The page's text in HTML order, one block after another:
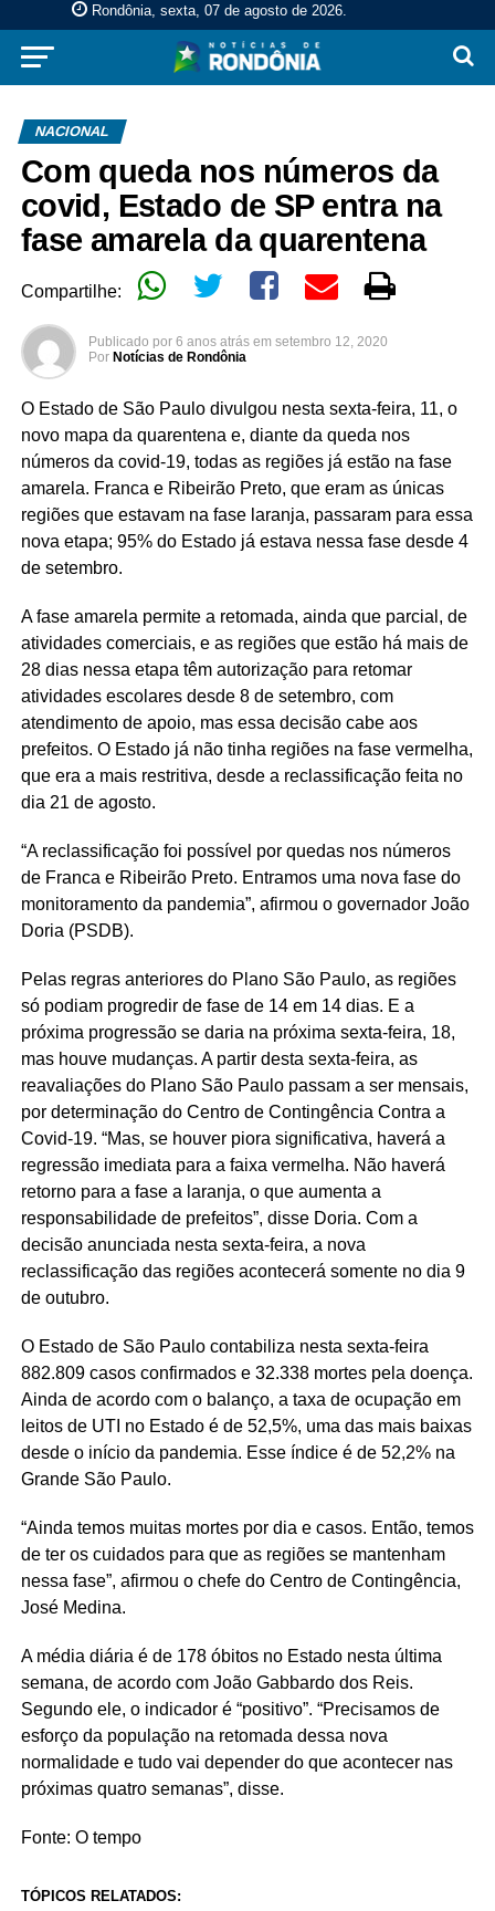
Rondônia, sexta, 07 de agosto de 2026.
NACIONAL
Com queda nos números da
covid, Estado de SP entra na
fase amarela da quarentena
Compartilhe:
Publicado por 6 anos atrás em setembro 12, 2020
Por Notícias de Rondônia
O Estado de São Paulo divulgou nesta sexta-feira, 11, o
novo mapa da quarentena e, diante da queda nos
números da covid-19, todas as regiões já estão na fase
amarela. Franca e Ribeirão Preto, que eram as únicas
regiões que estavam na fase laranja, passaram para essa
nova etapa; 95% do Estado já estava nessa fase desde 4
de setembro.
A fase amarela permite a retomada, ainda que parcial, de
atividades comerciais, e as regiões que estão há mais de
28 dias nessa etapa têm autorização para retomar
atividades escolares desde 8 de setembro, com
atendimento de apoio, mas essa decisão cabe aos
prefeitos. O Estado já não tinha regiões na fase vermelha,
que era a mais restritiva, desde a reclassificação feita no
dia 21 de agosto.
“A reclassificação foi possível por quedas nos números
de Franca e Ribeirão Preto. Entramos uma nova fase do
monitoramento da pandemia”, afirmou o governador João
Doria (PSDB).
Pelas regras anteriores do Plano São Paulo, as regiões
só podiam progredir de fase de 14 em 14 dias. E a
próxima progressão se daria na próxima sexta-feira, 18,
mas houve mudanças. A partir desta sexta-feira, as
reavaliações do Plano São Paulo passam a ser mensais,
por determinação do Centro de Contingência Contra a
Covid-19. “Mas, se houver piora significativa, haverá a
regressão imediata para a faixa vermelha. Não haverá
retorno para a fase a laranja, o que aumenta a
responsabilidade de prefeitos”, disse Doria. Com a
decisão anunciada nesta sexta-feira, a nova
reclassificação das regiões acontecerá somente no dia 9
de outubro.
O Estado de São Paulo contabiliza nesta sexta-feira
882.809 casos confirmados e 32.338 mortes pela doença.
Ainda de acordo com o balanço, a taxa de ocupação em
leitos de UTI no Estado é de 52,5%, uma das mais baixas
desde o início da pandemia. Esse índice é de 52,2% na
Grande São Paulo.
“Ainda temos muitas mortes por dia e casos. Então, temos
de ter os cuidados para que as regiões se mantenham
nessa fase”, afirmou o chefe do Centro de Contingência,
José Medina.
A média diária é de 178 óbitos no Estado nesta última
semana, de acordo com João Gabbardo dos Reis.
Segundo ele, o indicador é “positivo”. “Precisamos de
esforço da população na retomada dessa nova
normalidade e tudo vai depender do que acontecer nas
próximas quatro semanas”, disse.
Fonte: O tempo
TÓPICOS RELATADOS: